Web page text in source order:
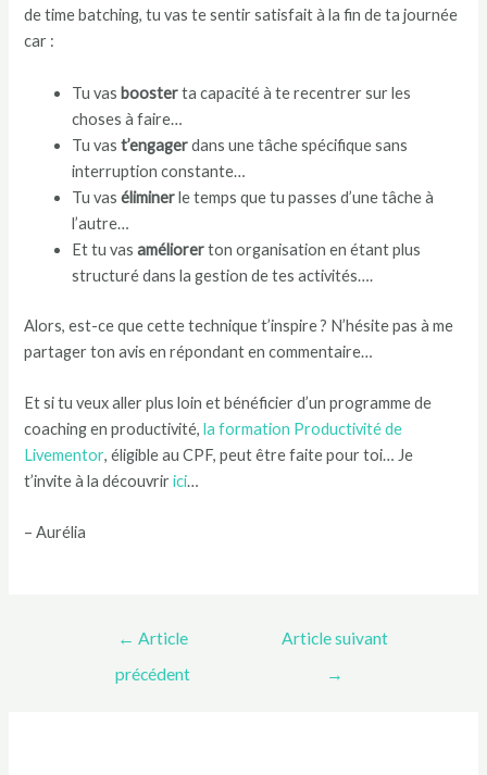
de time batching, tu vas te sentir satisfait à la fin de ta journée
car :
Tu vas boosterta capacité à te recentrer sur les
choses à faire…
Tu vast’engagerdans une tâche spécifique sans
interruption constante…
Tu vaséliminerle temps que tu passes d’une tâche à
l’autre…
Et tu vasaméliorerton organisation en étant plus
structuré dans la gestion de tes activités….
Alors, est-ce que cette technique t’inspire ? N’hésite pas à me
partager ton avis en répondant en commentaire…
Et si tu veux aller plus loin et bénéficier d’un programme de
coaching en productivité,la formation Productivité de
Livementor, éligible au CPF, peut être faite pour toi… Je
t’invite à la découvririci…
– Aurélia
← Article
précédent
Article suivant
→